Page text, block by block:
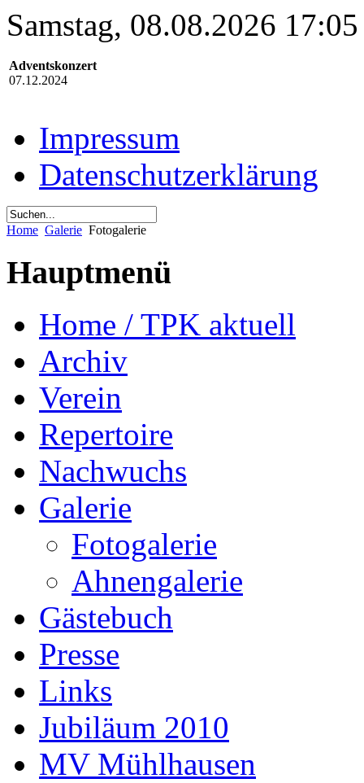
Samstag, 08.08.2026 17:05
Adventskonzert
07.12.2024
Impressum
Datenschutzerklärung
Home Galerie Fotogalerie
Hauptmenü
Home / TPK aktuell
Archiv
Verein
Repertoire
Nachwuchs
Galerie
Fotogalerie
Ahnengalerie
Gästebuch
Presse
Links
Jubiläum 2010
MV Mühlhausen